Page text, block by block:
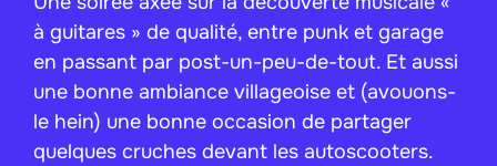
à guitares » de qualité, entre punk et garage
en passant par post-un-peu-de-tout. Et aussi
une bonne ambiance villageoise et (avouons-
le hein) une bonne occasion de partager
quelques cruches devant les autoscooters.